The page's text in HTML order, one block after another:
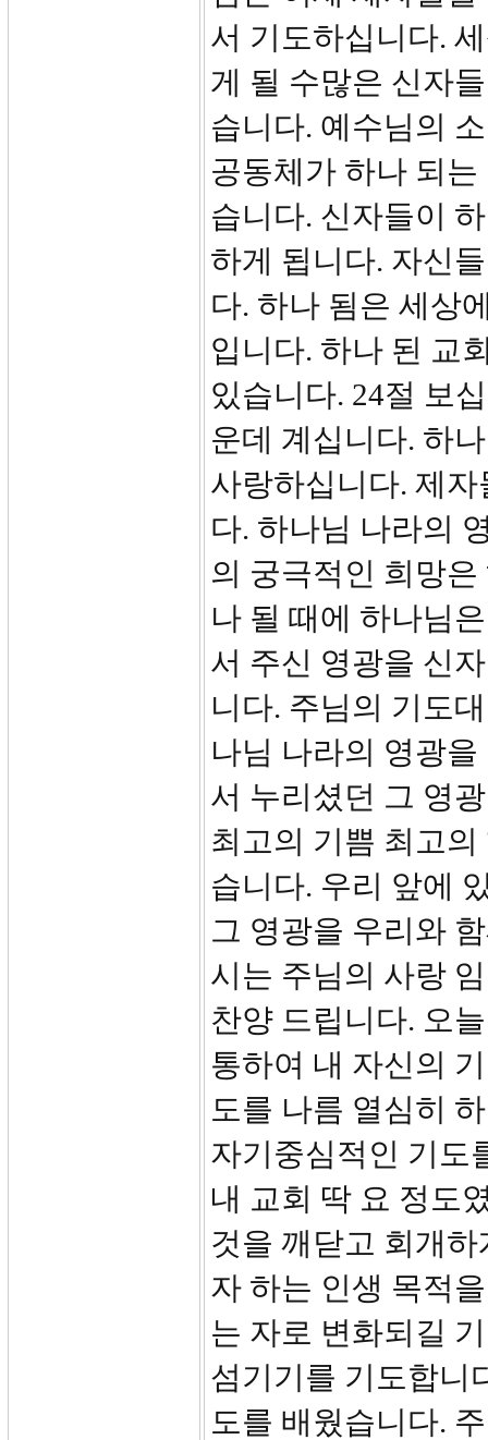
서 기도하십니다.
게 될 수많은 신자
습니다. 예수님의
공동체가 하나 되
습니다. 신자들이
하게 됩니다. 자신
다. 하나 됨은 세상
입니다. 하나 된 교
있습니다. 24절 보
운데 계십니다. 하
사랑하십니다. 제
다. 하나님 나라의
의 궁극적인 희망
나 될 때에 하나님
서 주신 영광을 신
니다. 주님의 기도
나님 나라의 영광
서 누리셨던 그 영
최고의 기쁨 최고
습니다. 우리 앞에
그 영광을 우리와
시는 주님의 사랑
찬양 드립니다. 오
통하여 내 자신의
도를 나름 열심히
자기중심적인 기도
내 교회 딱 요 정도
것을 깨닫고 회개
자 하는 인생 목적
는 자로 변화되길
섬기기를 기도합니
도를 배웠습니다.